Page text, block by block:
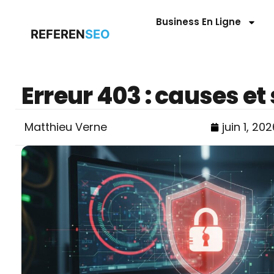
REFERENSEO
Business En Ligne
Erreur 403 : causes
Matthieu Verne juin 1,